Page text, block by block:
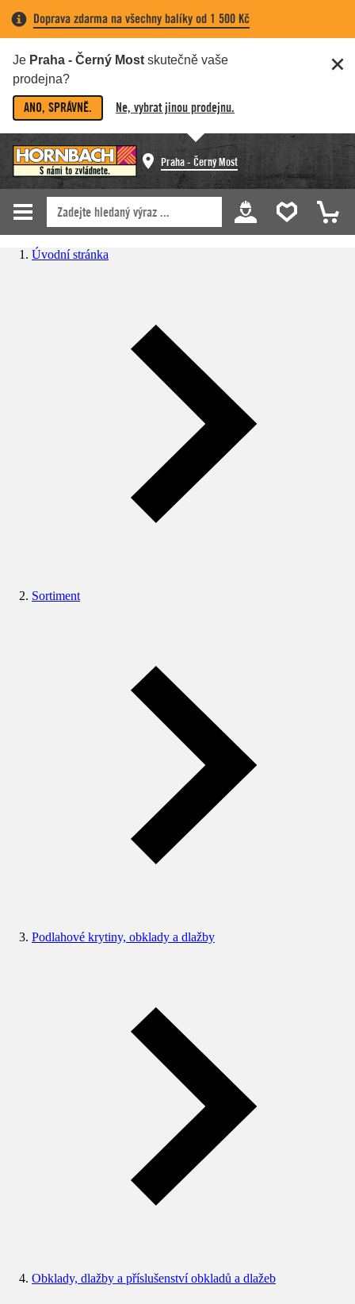
Doprava zdarma na všechny balíky od 1 500 Kč
Je Praha - Černý Most skutečně vaše
prodejna?
ANO, SPRÁVNĚ. Ne, vybrat jinou prodejnu.
Praha - Černý Most
Úvodní stránka
Sortiment
Podlahové krytiny, obklady a dlažby
Obklady, dlažby a příslušenství obkladů a dlažeb